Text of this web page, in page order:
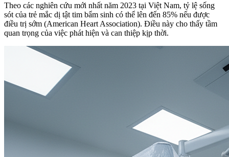
Theo các nghiên cứu mới nhất năm 2023 tại Việt Nam, tỷ lệ sống
sót của trẻ mắc dị tật tim bẩm sinh có thể lên đến 85% nếu được
điều trị sớm (American Heart Association). Điều này cho thấy tầm
quan trọng của việc phát hiện và can thiệp kịp thời.